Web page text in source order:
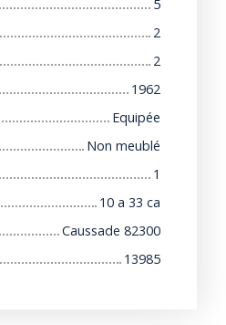
5
2
2
1962
Equipée
Non meublé
1
10 a 33 ca
Caussade 82300
13985